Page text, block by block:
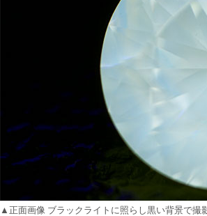
▲正面画像 ブラックライトに照らし黒い背景で撮